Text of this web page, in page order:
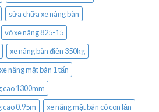
sửa chữa xe nâng bàn
vỏ xe nâng 825-15
xe nâng bàn điện 350kg
xe nâng mặt bàn 1 tấn
cao 1300mm
cao 0.95m
xe nâng mặt bàn có con lăn